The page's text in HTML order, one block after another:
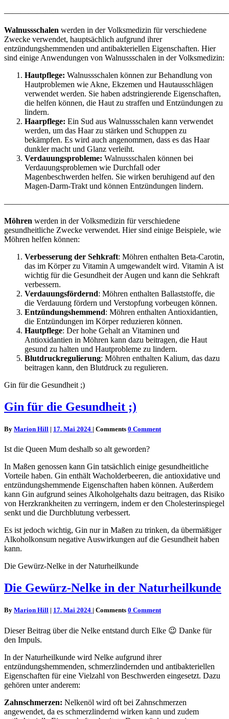
Walnussschalen werden in der Volksmedizin für verschiedene
Zwecke verwendet, hauptsächlich aufgrund ihrer
entzündungshemmenden und antibakteriellen Eigenschaften. Hier
sind einige Anwendungen von Walnussschalen in der Volksmedizin:
Hautpflege: Walnussschalen können zur Behandlung von
Hautproblemen wie Akne, Ekzemen und Hautausschlägen
verwendet werden. Sie haben adstringierende Eigenschaften,
die helfen können, die Haut zu straffen und Entzündungen zu
lindern.
Haarpflege: Ein Sud aus Walnussschalen kann verwendet
werden, um das Haar zu stärken und Schuppen zu
bekämpfen. Es wird auch angenommen, dass es das Haar
dunkler macht und Glanz verleiht.
Verdauungsprobleme: Walnussschalen können bei
Verdauungsproblemen wie Durchfall oder
Magenbeschwerden helfen. Sie wirken beruhigend auf den
Magen-Darm-Trakt und können Entzündungen lindern.
Möhren werden in der Volksmedizin für verschiedene
gesundheitliche Zwecke verwendet. Hier sind einige Beispiele, wie
Möhren helfen können:
Verbesserung der Sehkraft: Möhren enthalten Beta-Carotin,
das im Körper zu Vitamin A umgewandelt wird. Vitamin A ist
wichtig für die Gesundheit der Augen und kann die Sehkraft
verbessern.
Verdauungsfördernd: Möhren enthalten Ballaststoffe, die
die Verdauung fördern und Verstopfung vorbeugen können.
Entzündungshemmend: Möhren enthalten Antioxidantien,
die Entzündungen im Körper reduzieren können.
Hautpflege: Der hohe Gehalt an Vitaminen und
Antioxidantien in Möhren kann dazu beitragen, die Haut
gesund zu halten und Hautprobleme zu lindern.
Blutdruckregulierung: Möhren enthalten Kalium, das dazu
beitragen kann, den Blutdruck zu regulieren.
Gin für die Gesundheit ;)
Gin für die Gesundheit ;)
By Marion Hill | 17. Mai 2024 | Comments 0 Comment
Ist die Queen Mum deshalb so alt geworden?
In Maßen genossen kann Gin tatsächlich einige gesundheitliche
Vorteile haben. Gin enthält Wacholderbeeren, die antioxidative und
entzündungshemmende Eigenschaften haben können. Außerdem
kann Gin aufgrund seines Alkoholgehalts dazu beitragen, das Risiko
von Herzkrankheiten zu verringern, indem er den Cholesterinspiegel
senkt und die Durchblutung verbessert.
Es ist jedoch wichtig, Gin nur in Maßen zu trinken, da übermäßiger
Alkoholkonsum negative Auswirkungen auf die Gesundheit haben
kann.
Die Gewürz-Nelke in der Naturheilkunde
Die Gewürz-Nelke in der Naturheilkunde
By Marion Hill | 17. Mai 2024 | Comments 0 Comment
Dieser Beitrag über die Nelke entstand durch Elke 😉 Danke für
den Impuls.
In der Naturheilkunde wird Nelke aufgrund ihrer
entzündungshemmenden, schmerzlindernden und antibakteriellen
Eigenschaften für eine Vielzahl von Beschwerden eingesetzt. Dazu
gehören unter anderem:
Zahnschmerzen: Nelkenöl wird oft bei Zahnschmerzen
angewendet, da es schmerzlindernd wirken kann und zudem